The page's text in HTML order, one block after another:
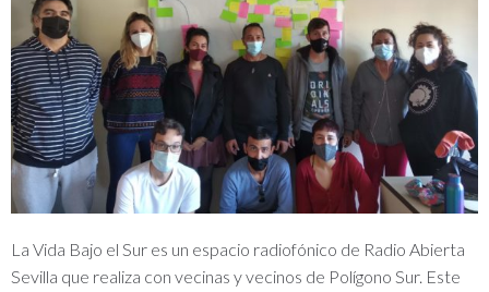
La Vida Bajo el Sur es un espacio radiofónico de Radio Abierta
Sevilla que realiza con vecinas y vecinos de Polígono Sur. Este